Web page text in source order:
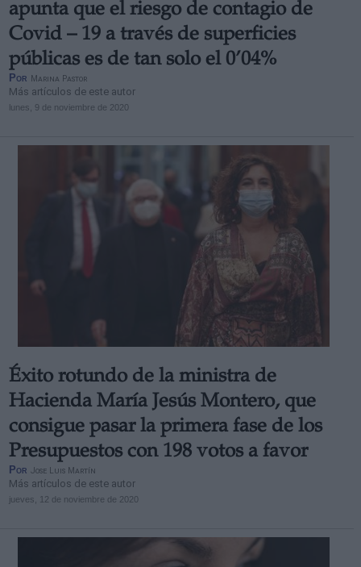
apunta que el riesgo de contagio de
Covid – 19 a través de superficies
públicas es de tan solo el 0’04%
Por Marina Pastor
Más artículos de este autor
lunes, 9 de noviembre de 2020
Éxito rotundo de la ministra de
Hacienda María Jesús Montero, que
consigue pasar la primera fase de los
Presupuestos con 198 votos a favor
Por Jose Luis Martín
Más artículos de este autor
jueves, 12 de noviembre de 2020